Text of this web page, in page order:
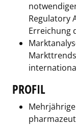
Regulatory
Erreichung
PROFIL